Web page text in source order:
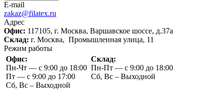
E-mail
zakaz@filatex.ru
Адрес
Офис: 117105, г. Москва, Варшавское шоссе, д.37а
Склад: г. Москва, Промышленная улица, 11
Режим работы
Офис:
Пн-Чт — с 9:00 до 18:00
Пт — с 9:00 до 17:00
Сб, Вс – Выходной
Склад:
Пн-Пт — с 9:00 до 18:00
Сб, Вс – Выходной